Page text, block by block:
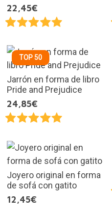
22,45€
TOP 50
Jarrón en forma de libro
Pride and Prejudice
24,85€
Joyero original en forma
de sofá con gatito
12,45€